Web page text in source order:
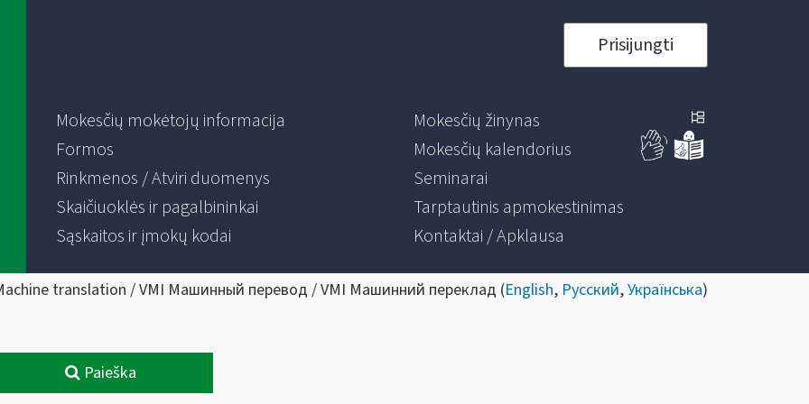
Prisijungti
Mokesčių mokėtojų informacija
Formos
Rinkmenos / Atviri duomenys
Skaičiuoklės ir pagalbininkai
Sąskaitos ir įmokų kodai
Mokesčių žinynas
Mokesčių kalendorius
Seminarai
Tarptautinis apmokestinimas
Kontaktai / Apklausa
translation / VMI Машинный перевод / VMI Машинний переклад (English, Русский,Українська)
Paieška